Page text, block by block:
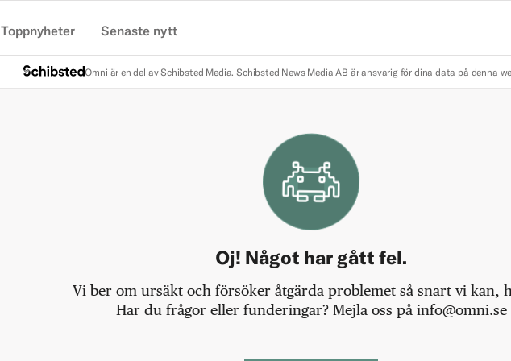
Toppnyheter Senaste nytt
Omni är en del av Schibsted Media. Schibsted News Media AB är ansvarig för dina data på denna
Oj! Något har gått fel.
Vi ber om ursäkt och försöker åtgärda problemet så snart vi kan,
Har du frågor eller funderingar? Mejla oss på info@omni.se